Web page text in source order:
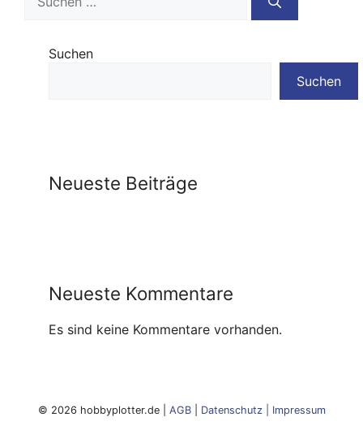
nach:
Suchen
Suchen
Neueste Beiträge
Neueste Kommentare
Es sind keine Kommentare vorhanden.
© 2026 hobbyplotter.de | AGB| Datenschutz| Impressum